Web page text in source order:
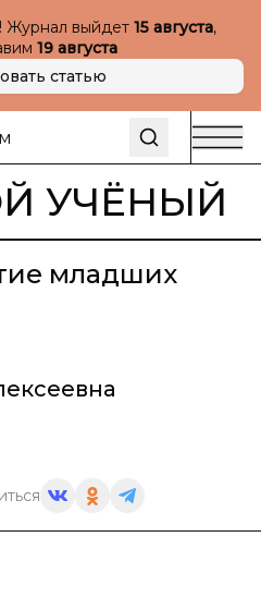
Журнал выйдет 15 августа,
19 августа
статью
УЧЁНЫЙ
младших